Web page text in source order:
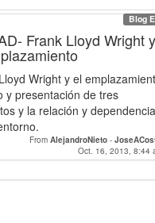
Blog
Frank Lloyd Wright y
Wright y el
y presentación de tres
y la relación y dependencia
From AlejandroNieto -
Oct. 16, 2013, 8:44